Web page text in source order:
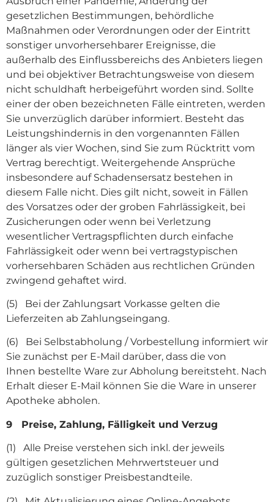
gesetzlichen Bestimmungen, behördliche
Maßnahmen oder Verordnungen oder der Eintritt
sonstiger unvorhersehbarer Ereignisse, die
außerhalb des Einflussbereichs des Anbieters liegen
und bei objektiver Betrachtungsweise von diesem
nicht schuldhaft herbeigeführt worden sind. Sollte
einer der oben bezeichneten Fälle eintreten, werden
Sie unverzüglich darüber informiert. Besteht das
Leistungshindernis in den vorgenannten Fällen
länger als vier Wochen, sind Sie zum Rücktritt vom
Vertrag berechtigt. Weitergehende Ansprüche
insbesondere auf Schadensersatz bestehen in
diesem Falle nicht. Dies gilt nicht, soweit in Fällen
des Vorsatzes oder der groben Fahrlässigkeit, bei
Zusicherungen oder wenn bei Verletzung
wesentlicher Vertragspflichten durch einfache
Fahrlässigkeit oder wenn bei vertragstypischen
vorhersehbaren Schäden aus rechtlichen Gründen
zwingend gehaftet wird.
(5) Bei der Zahlungsart Vorkasse gelten die
Lieferzeiten ab Zahlungseingang.
(6) Bei Selbstabholung / Vorbestellung informiert wir
Sie zunächst per E-Mail darüber, dass die von
Ihnen bestellte Ware zur Abholung bereitsteht. Nach
Erhalt dieser E-Mail können Sie die Ware in unserer
Apotheke abholen.
9 Preise, Zahlung, Fälligkeit und Verzug
(1) Alle Preise verstehen sich inkl. der jeweils
gültigen gesetzlichen Mehrwertsteuer und
zuzüglich sonstiger Preisbestandteile.